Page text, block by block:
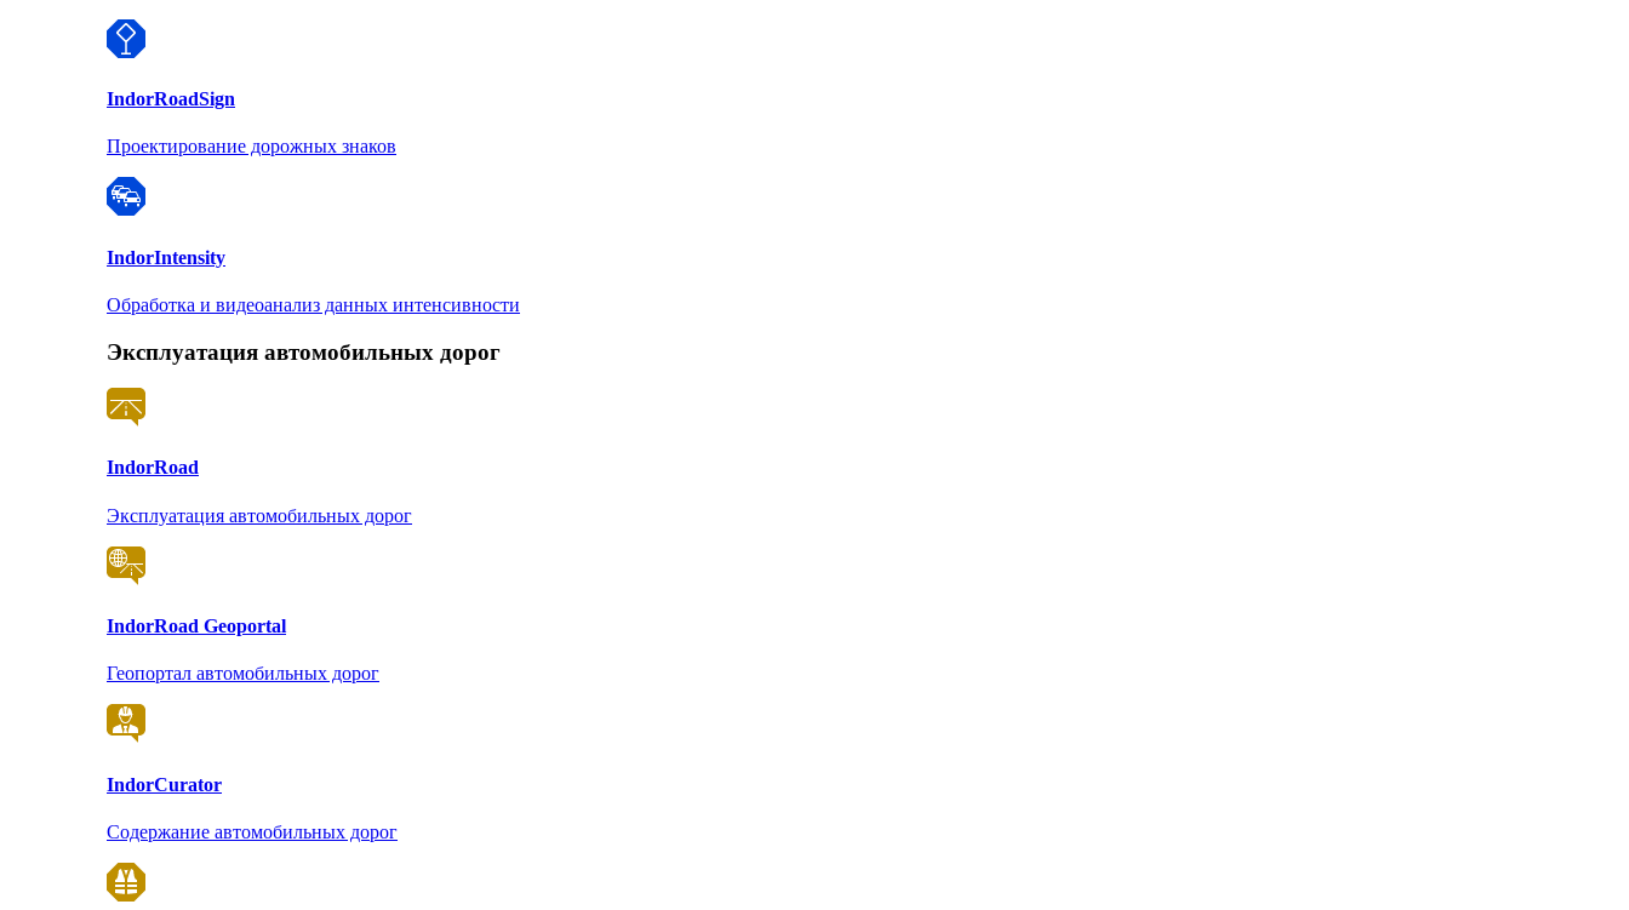
IndorRoadSign
Проектирование дорожных знаков
IndorIntensity
Обработка и видеоанализ данных интенсивности
Эксплуатация автомобильных дорог
IndorRoad
Эксплуатация автомобильных дорог
IndorRoad Geoportal
Геопортал автомобильных дорог
IndorCurator
Содержание автомобильных дорог